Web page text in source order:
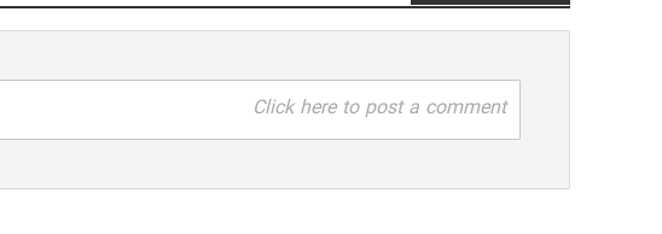
Click here to post a comment